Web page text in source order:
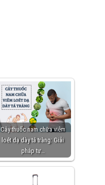
Cây thuốc nam chữa viêm
loét dạ dày tá tràng: Giải
pháp tự…